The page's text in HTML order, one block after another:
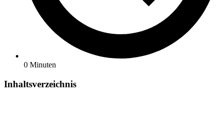
0 Minuten
Inhaltsverzeichnis